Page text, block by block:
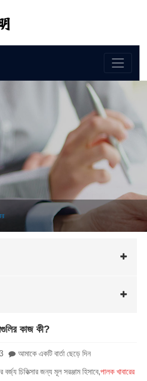
কাজ কী?
আমাকে একটি বার্তা ছেড়ে দিন
চিকিত্সার জন্য মূল সরঞ্জাম হিসাবে,পালক খাবারের